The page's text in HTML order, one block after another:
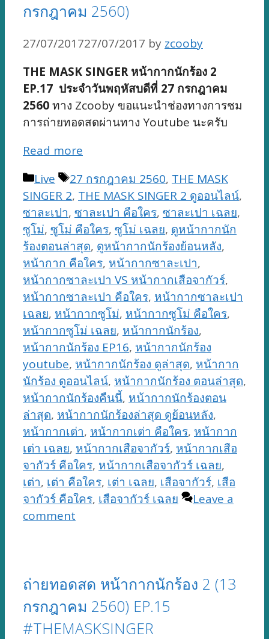
กรกฎาคม 2560)
27/07/201727/07/2017 by zcooby
THE MASK SINGER หน้ากากนักร้อง 2
EP.17 ประจำวันพฤหัสบดีที่ 27 กรกฎาคม
2560ทาง Zcooby ขอแนะนำช่องทางการชม
การถ่ายทอดสดผ่านทาง Youtube นะครับ
Read more
Categories
Live Tags
27 กรกฎาคม 2560, THE MASK
SINGER 2, THE MASK SINGER 2 ดูออนไลน์,
ซาละเปา, ซาละเปา คือใคร, ซาละเปา เฉลย,
ซูโม่, ซูโม่ คือใคร, ซูโม่ เฉลย, ดูหน้ากากนัก
ร้องตอนล่าสุด, ดูหน้ากากนักร้องย้อนหลัง,
หน้ากาก คือใคร, หน้ากากซาละเปา,
หน้ากากซาละเปา VS หน้ากากเสือจากัวร์,
หน้ากากซาละเปา คือใคร, หน้ากากซาละเปา
เฉลย, หน้ากากซูโม่, หน้ากากซูโม่ คือใคร,
หน้ากากซูโม่ เฉลย, หน้ากากนักร้อง,
หน้ากากนักร้อง EP16, หน้ากากนักร้อง
youtube, หน้ากากนักร้อง ดูล่าสุด, หน้ากาก
นักร้อง ดูออนไลน์, หน้ากากนักร้อง ตอนล่าสุด,
หน้ากากนักร้องคืนนี้, หน้ากากนักร้องตอน
ล่าสุด, หน้ากากนักร้องล่าสุด ดูย้อนหลัง,
หน้ากากเต่า, หน้ากากเต่า คือใคร, หน้ากาก
เต่า เฉลย, หน้ากากเสือจากัวร์, หน้ากากเสือ
จากัวร์ คือใคร, หน้ากากเสือจากัวร์ เฉลย,
เต่า, เต่า คือใคร, เต่า เฉลย, เสือจากัวร์, เสือ
จากัวร์ คือใคร, เสือจากัวร์ เฉลย
Leave a
comment
ถ่ายทอดสด หน้ากากนักร้อง 2 (13
กรกฎาคม 2560) EP.15
#THEMASKSINGER